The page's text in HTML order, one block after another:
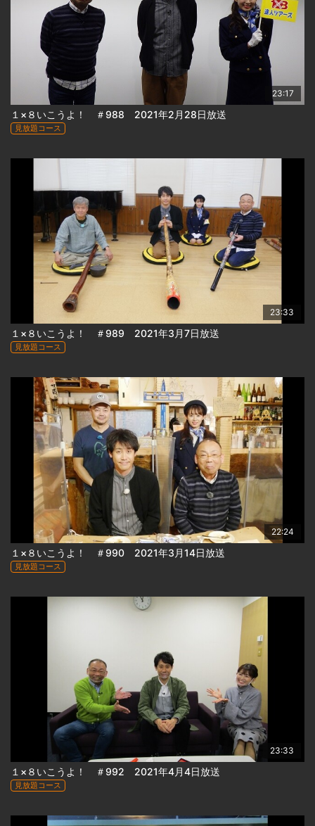
23:17
１×８いこうよ！ ＃988 2021年2月28日放送
見放題コース
23:33
１×８いこうよ！ ＃989 2021年3月7日放送
見放題コース
22:24
１×８いこうよ！ ＃990 2021年3月14日放送
見放題コース
23:33
１×８いこうよ！ ＃992 2021年4月4日放送
見放題コース